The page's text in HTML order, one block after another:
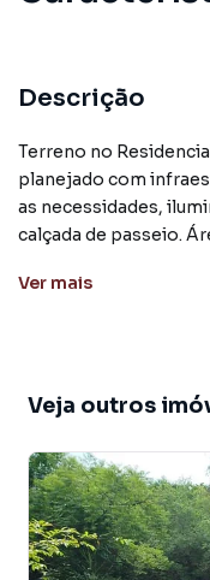
Descrição
Terreno no
planejado com
as necessidades,
calçada de passeio.
verde garantindo uma
infra estruturado de
rede de água e rede
proximidades estão
porte, geradoras de
localizado
cidade de Arroio do
Ver mais
Veja outros